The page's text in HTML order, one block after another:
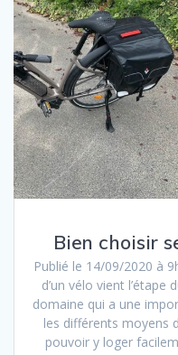
Bien choisir
Publié le 14/09/2020 à
d’un vélo vient l’étape
domaine qui a une
les différents moyens
pouvoir y loger